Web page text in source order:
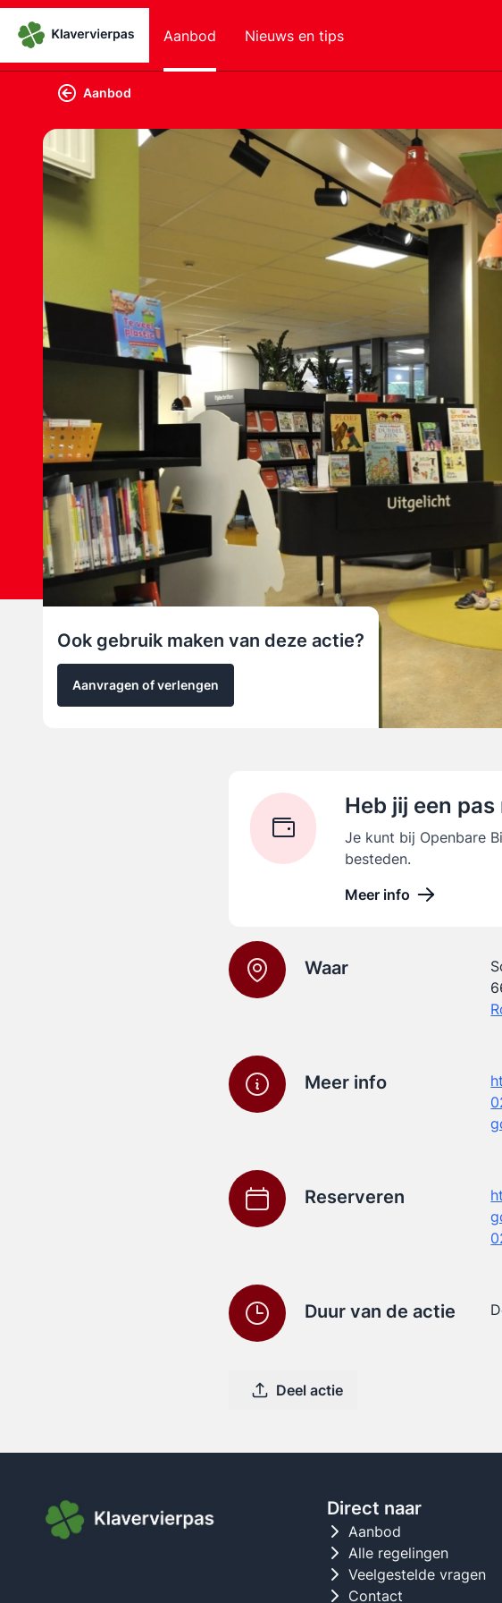
Aanbod Nieuws en tips
Aanbod
Ook gebruik maken van deze actie?
Aanvragen of verlengen
Heb jij een
Je kunt bij Openbare
besteden.
Meer info
Waar
Meer info
Reserveren
Duur van de actie
Deel actie
Direct naar
Aanbod
Alle regelingen
Veelgestelde vragen
Contact